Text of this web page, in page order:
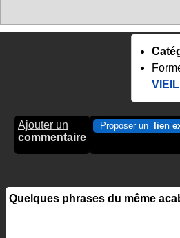
Ajouter un
commentaire
Proposer un lien
Quelques phrases du même